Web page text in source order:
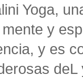
Yoga,
y
y es